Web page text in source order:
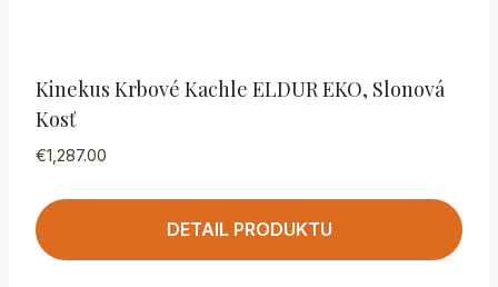
Kinekus Krbové Kachle ELDUR EKO, Slonová
Kosť
€1,287.00
DETAIL PRODUKTU